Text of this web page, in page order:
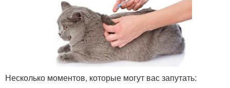
Несколько моментов, которые могут вас запутать: